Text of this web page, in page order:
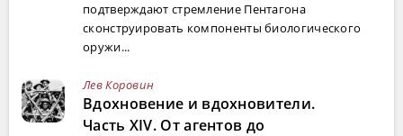
подтверждают стремление Пентагона
сконструировать компоненты биологического
оружи...
Лев Коровин
Вдохновение и вдохновители.
Часть XIV. От агентов до